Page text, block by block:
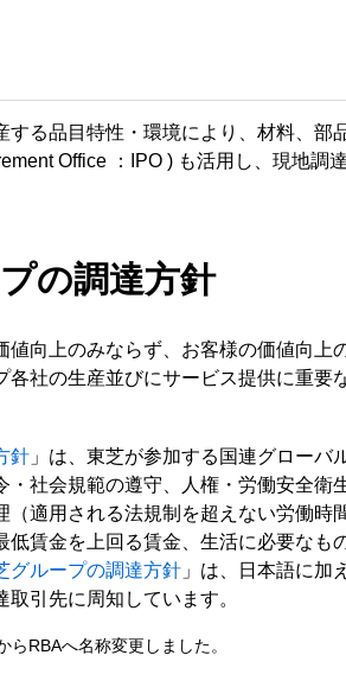
する品目特性・環境により、材料、
Office ：IPO ) も活用し、現地
の調達方針
値向上のみならず、お客様の価値向
各社の生産並びにサービス提供に重
針 」は、東芝が参加する国連グロー
・社会規範の遵守、人権・労働安全
（適用される法規制を超えない労働
低賃金を上回る賃金、生活に必要な
グループの調達方針 」は、日本語に加
引先に周知しています。
らRBAへ名称変更しました。